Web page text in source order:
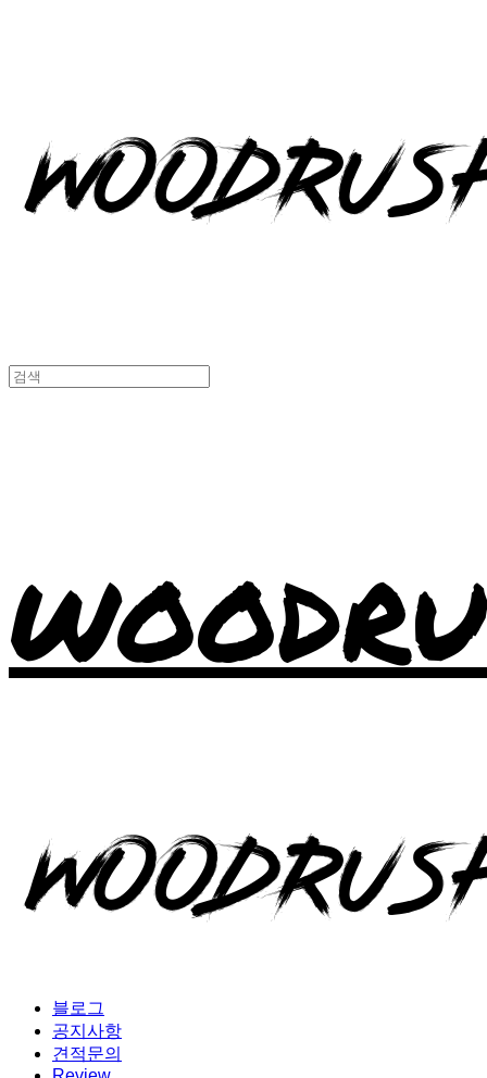
블로그
공지사항
견적문의